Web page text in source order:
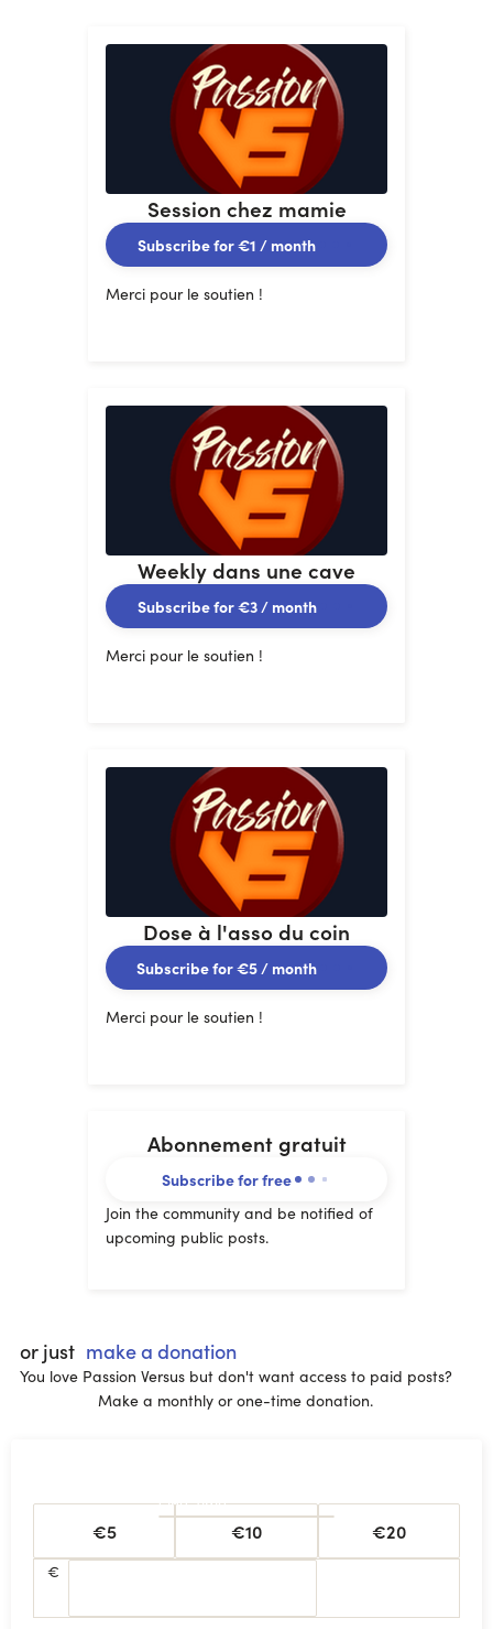
Session chez mamie
Subscribe for€1 / month
Merci pour le soutien !
Weekly dans une cave
Subscribe for€3/ month
Merci pour le soutien !
Dose à l'asso du coin
Subscribe for€5/ month
Merci pour le soutien !
Abonnement gratuit
Subscribe for free
Join the community and be notified of
upcoming public posts.
or just make a donation
You love Passion Versus but don't want access to paid posts?
Make a monthly or one-time donation.
One-time
€5 €10 €20
€